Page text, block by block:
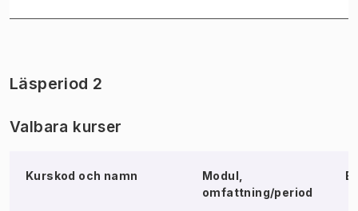
Läsperiod 2
Valbara kurser
Kurskod och namn
Modul,
omfattning/period